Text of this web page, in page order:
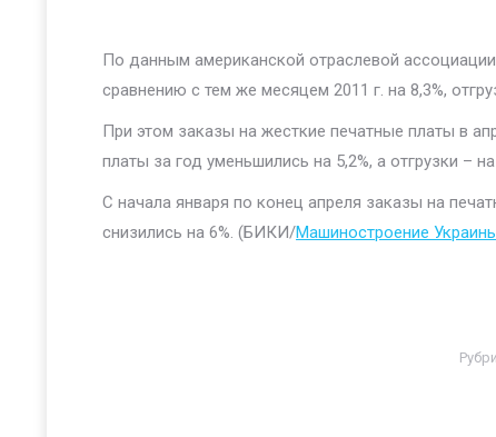
По данным американской отраслевой
сравнению с тем же месяцем 2011 г. на 8,3%,
При этом заказы на жесткие печатные платы в
платы за год уменьшились на 5,2%, а отгрузки – на
С начала января по конец апреля заказы на
снизились на 6%. (БИКИ/Машиностроение